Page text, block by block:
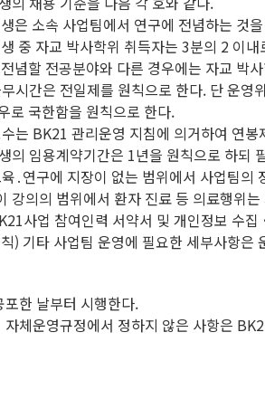
은 소속 사업팀에서 연구에 전념하는 것
중 자교 박사학위 취득자는 3분의 2 이
념할 전공분야와 다른 경우에는 자교 박
시간은 전일제를 원칙으로 한다. 단 운영
로 국한함을 원칙으로 한다.
는 BK21 관리운영 지침에 의거하여 연
임용계약기간은 1년을 원칙으로 하되
․연구에 지장이 없는 범위에서 사업팀의
강의의 범위에서 환자 진료 등 의료행위
사업 참여인력 서약서 및 개인정보 수
) 기타 사업팀 운영에 필요한 세부사항은
한 날부터 시행한다.
체운영규정에서 정하지 않은 사항은